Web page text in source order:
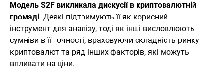
Модель S2F викликала дискусії в криптовалютній
громаді. Деякі підтримують її як корисний
інструмент для аналізу, тоді як інші висловлюють
сумніви в її точності, враховуючи складність ринку
криптовалют та ряд інших факторів, які можуть
впливати на ціни.